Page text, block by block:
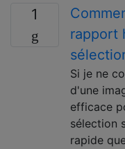
1
rapport
Si je ne
d'une
efficace
sélection
rapide